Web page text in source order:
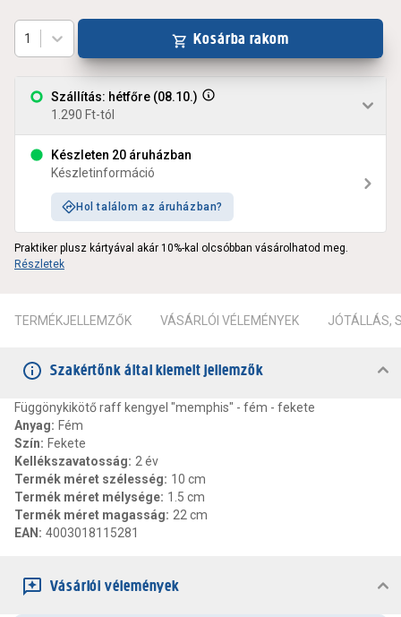
Szállítás: hétfőre (08.10.)
1.290 Ft-tól
Készleten 20 áruházban
Készletinformáció
Hol találom az áruházban?
1 Kosárba rakom
Praktiker plusz kártyával akár 10%-kal olcsóbban vásárolhatod meg.
Részletek
TERMÉKJELLEMZŐK VÁSÁRLÓI VÉLEMÉNYEK JÓTÁLLÁS,
Szakértőnk által kiemelt jellemzők
Függönykikötő raff kengyel "memphis" - fém - fekete
Anyag: Fém
Szín: Fekete
Kellékszavatosság: 2 év
Termék méret szélesség: 10 cm
Termék méret mélysége: 1.5 cm
Termék méret magasság: 22 cm
EAN : 4003018115281
Vásárlói vélemények